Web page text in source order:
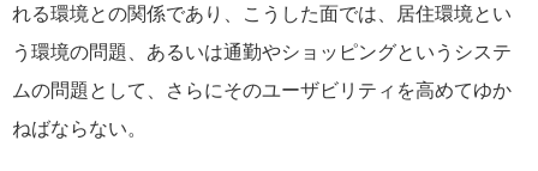
れる環境との関係であり、こうした面では、居住環境とい
う環境の問題、あるいは通勤やショッピングというシステ
ムの問題として、さらにそのユーザビリティを高めてゆか
ねばならない。